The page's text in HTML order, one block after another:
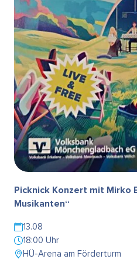
Picknick Konzert mit Mirko
Musikanten“
13.08
18:00 Uhr
HÜ-Arena am Förderturm